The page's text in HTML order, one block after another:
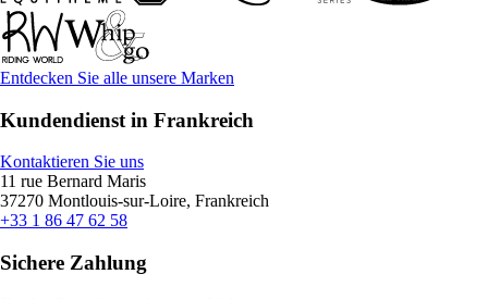
Entdecken Sie alle unsere Marken
Kundendienst in Frankreich
Kontaktieren Sie uns
11 rue Bernard Maris
37270 Montlouis-sur-Loire, Frankreich
+33 1 86 47 62 58
Sichere Zahlung